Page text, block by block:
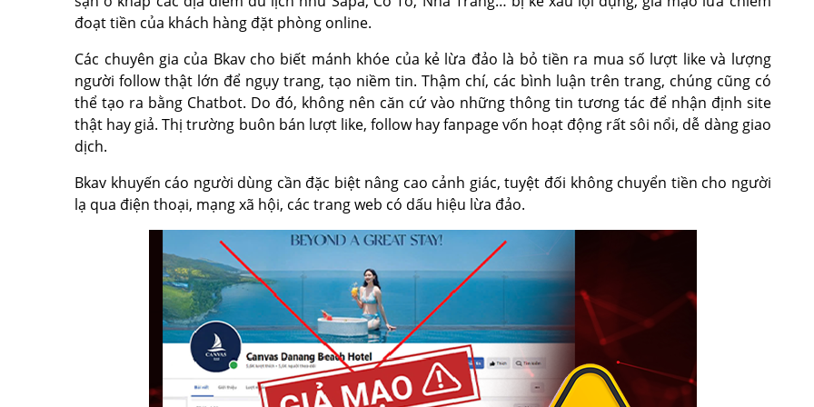
đoạt tiền của khách hàng đặt phòng online.
Các chuyên gia của Bkav cho biết mánh khóe của kẻ lừa đảo là bỏ tiền ra mua số lượt like và lượng
người follow thật lớn để ngụy trang, tạo niềm tin. Thậm chí, các bình luận trên trang, chúng cũng có
thể tạo ra bằng Chatbot. Do đó, không nên căn cứ vào những thông tin tương tác để nhận định site
thật hay giả. Thị trường buôn bán lượt like, follow hay fanpage vốn hoạt động rất sôi nổi, dễ dàng giao
dịch.
Bkav khuyến cáo người dùng cần đặc biệt nâng cao cảnh giác, tuyệt đối không chuyển tiền cho người
lạ qua điện thoại, mạng xã hội, các trang web có dấu hiệu lừa đảo.